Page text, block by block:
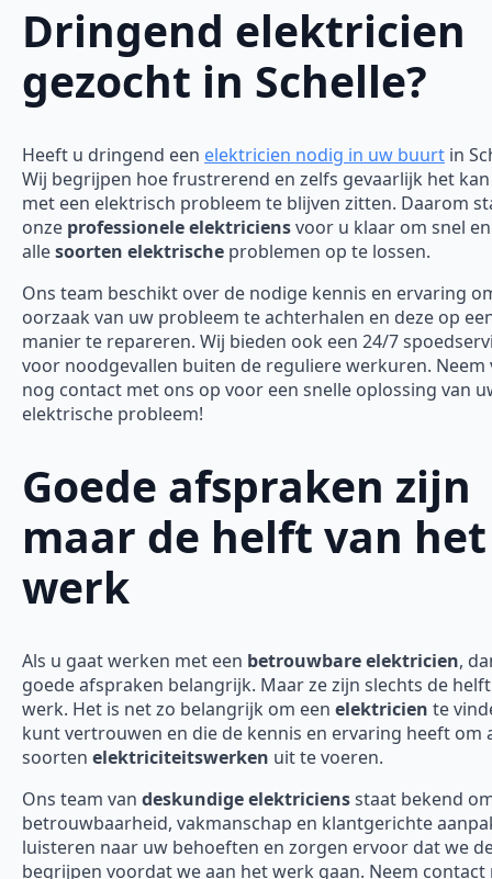
Dringend elektricien
gezocht in Schelle?
Heeft u dringend een elektricien nodig in uw buurt in
Wij begrijpen hoe frustrerend en zelfs gevaarlijk het
met een elektrisch probleem te blijven zitten. Daarom
onze professionele elektriciensvoor u klaar om snel
allesoorten elektrische problemen op te lossen.
Ons team beschikt over de nodige kennis en ervaring
oorzaak van uw probleem te achterhalen en deze op
manier te repareren. Wij bieden ook een 24/7
voor noodgevallen buiten de reguliere werkuren. Neem
nog contact met ons op voor een snelle oplossing van
elektrische probleem!
Goede afspraken zijn
maar de helft van het
werk
Als u gaat werken met een betrouwbare elektricien,
goede afspraken belangrijk. Maar ze zijn slechts de
werk. Het is net zo belangrijk om een elektricien te
kunt vertrouwen en die de kennis en ervaring heeft om
soorten elektriciteitswerken uit te voeren.
Ons team van deskundige elektriciensstaat bekend
betrouwbaarheid, vakmanschap en klantgerichte
luisteren naar uw behoeften en zorgen ervoor dat we
begrijpen voordat we aan het werk gaan. Neem contact